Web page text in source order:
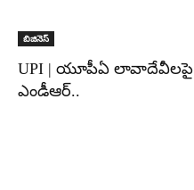
బిజినెస్
UPI | యూపీఏ లావాదేవీలపై
ఎండీఆర్..